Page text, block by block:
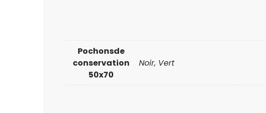
Pochonsde
conservation
50x70
Noir, Vert